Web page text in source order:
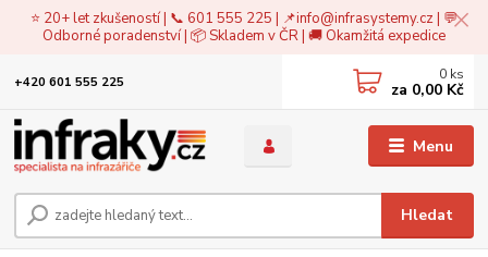
⭐ 20+ let zkušeností | 📞 601 555 225 | 📌info@infrasystemy.cz| 💬
Odborné poradenství | 📦 Skladem v ČR | 🚚 Okamžitá expedice
Menu
Hledat
+420 601 555 225 0 ks
za 0,00 Kč